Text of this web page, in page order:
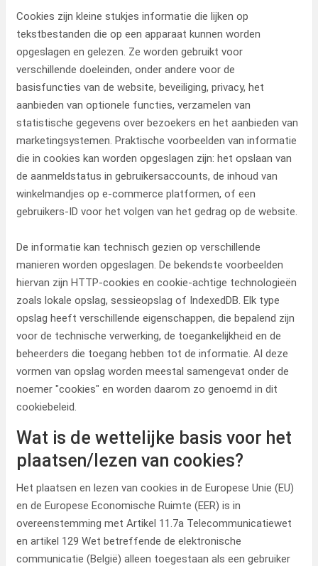
Cookies zijn kleine stukjes informatie die lijken op
tekstbestanden die op een apparaat kunnen worden
opgeslagen en gelezen. Ze worden gebruikt voor
verschillende doeleinden, onder andere voor de
basisfuncties van de website, beveiliging, privacy, het
aanbieden van optionele functies, verzamelen van
statistische gegevens over bezoekers en het aanbieden van
marketingsystemen. Praktische voorbeelden van informatie
die in cookies kan worden opgeslagen zijn: het opslaan van
de aanmeldstatus in gebruikersaccounts, de inhoud van
winkelmandjes op e-commerce platformen, of een
gebruikers-ID voor het volgen van het gedrag op de website.
De informatie kan technisch gezien op verschillende
manieren worden opgeslagen. De bekendste voorbeelden
hiervan zijn HTTP-cookies en cookie-achtige technologieën
zoals lokale opslag, sessieopslag of IndexedDB. Elk type
opslag heeft verschillende eigenschappen, die bepalend zijn
voor de technische verwerking, de toegankelijkheid en de
beheerders die toegang hebben tot de informatie. Al deze
vormen van opslag worden meestal samengevat onder de
noemer "cookies" en worden daarom zo genoemd in dit
cookiebeleid.
Wat is de wettelijke basis voor het
plaatsen/lezen van cookies?
Het plaatsen en lezen van cookies in de Europese Unie (EU)
en de Europese Economische Ruimte (EER) is in
overeenstemming met Artikel 11.7a Telecommunicatiewet
en artikel 129 Wet betreffende de elektronische
communicatie (België) alleen toegestaan als een gebruiker